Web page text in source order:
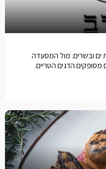
ים ובשרים. מול המסעדה
הדגים הטריים.